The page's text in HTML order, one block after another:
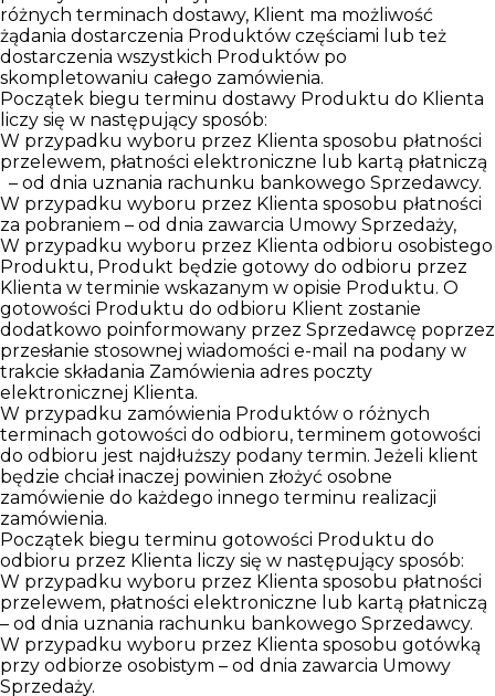
różnych terminach dostawy, Klient ma możliwość
żądania dostarczenia Produktów częściami lub też
dostarczenia wszystkich Produktów po
skompletowaniu całego zamówienia.
Początek biegu terminu dostawy Produktu do Klienta
liczy się w następujący sposób:
W przypadku wyboru przez Klienta sposobu płatności
przelewem, płatności elektroniczne lub kartą płatniczą
– od dnia uznania rachunku bankowego Sprzedawcy.
W przypadku wyboru przez Klienta sposobu płatności
za pobraniem – od dnia zawarcia Umowy Sprzedaży,
W przypadku wyboru przez Klienta odbioru osobistego
Produktu, Produkt będzie gotowy do odbioru przez
Klienta w terminie wskazanym w opisie Produktu. O
gotowości Produktu do odbioru Klient zostanie
dodatkowo poinformowany przez Sprzedawcę poprzez
przesłanie stosownej wiadomości e-mail na podany w
trakcie składania Zamówienia adres poczty
elektronicznej Klienta.
W przypadku zamówienia Produktów o różnych
terminach gotowości do odbioru, terminem gotowości
do odbioru jest najdłuższy podany termin. Jeżeli klient
będzie chciał inaczej powinien złożyć osobne
zamówienie do każdego innego terminu realizacji
zamówienia.
Początek biegu terminu gotowości Produktu do
odbioru przez Klienta liczy się w następujący sposób:
W przypadku wyboru przez Klienta sposobu płatności
przelewem, płatności elektroniczne lub kartą płatniczą
– od dnia uznania rachunku bankowego Sprzedawcy.
W przypadku wyboru przez Klienta sposobu gotówką
przy odbiorze osobistym – od dnia zawarcia Umowy
Sprzedaży.